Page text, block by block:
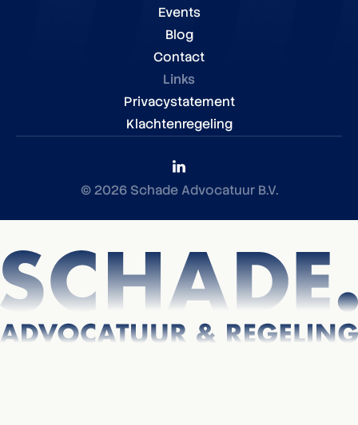
Events
Blog
Contact
Links
Privacystatement
Klachtenregeling
© 2026 Schade Advocatuur B.V.